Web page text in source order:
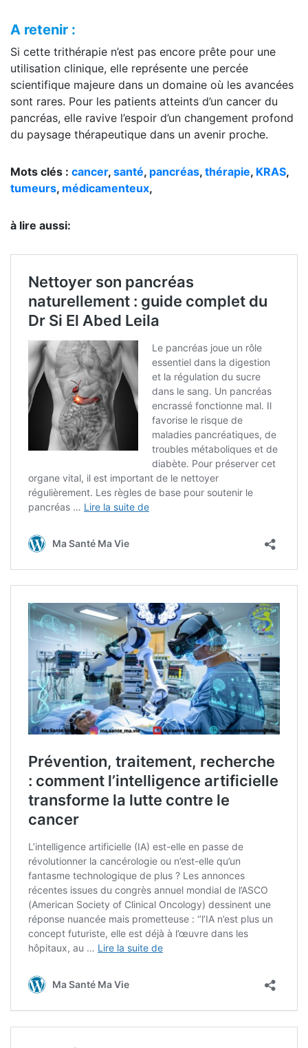
A retenir :
Si cette trithérapie n’est pas encore prête pour une
utilisation clinique, elle représente une percée
scientifique majeure dans un domaine où les avancées
sont rares. Pour les patients atteints d’un cancer du
pancréas, elle ravive l’espoir d’un changement profond
du paysage thérapeutique dans un avenir proche.
Mots clés : cancer, santé, pancréas, thérapie, KRAS,
tumeurs, médicamenteux,
à lire aussi: